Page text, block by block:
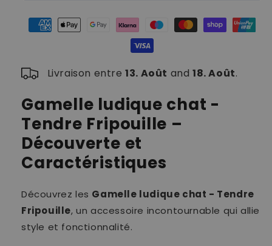
chat
chat
Livraison entre13. Août and 18. Août.
Gamelle ludique chat -
Tendre Fripouille –
Découverte et
Caractéristiques
Découvrez les Gamelle ludique chat - Tendre
Fripouille, un accessoire incontournable qui allie
style et fonctionnalité.